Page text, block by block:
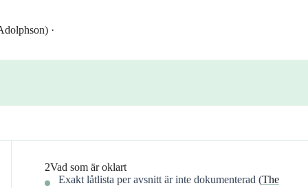
·
2Vad som är oklart
Exakt låtlista per avsnitt är inte dokumenterad (The